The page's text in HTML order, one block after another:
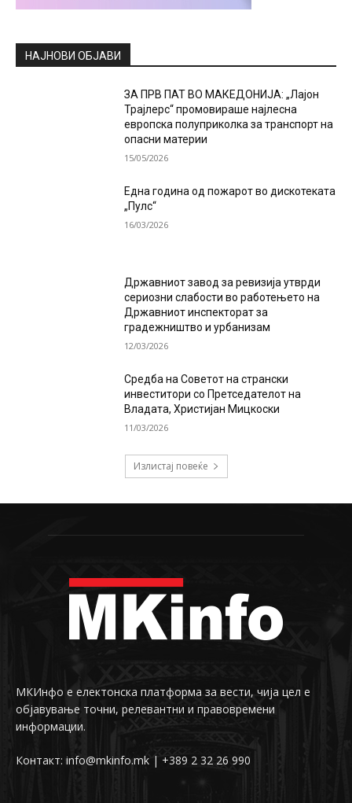
НАЈНОВИ ОБЈАВИ
ЗА ПРВ ПАТ ВО МАКЕДОНИЈА: „Лајон
Трајлерс“ промовираше најлесна
европска полуприколка за транспорт на
опасни материи
15/05/2026
Една година од пожарот во дискотеката
„Пулс“
16/03/2026
Државниот завод за ревизија утврди
сериозни слабости во работењето на
Државниот инспекторат за
градежништво и урбанизам
12/03/2026
Средба на Советот на странски
инвеститори со Претседателот на
Владата, Христијан Мицкоски
11/03/2026
Излистај повеќе
МКИнфо е електонска платформа за вести, чија цел е
објавување точни, релевантни и правовремени
информации.
Контакт: info@mkinfo.mk | +389 2 32 26 990